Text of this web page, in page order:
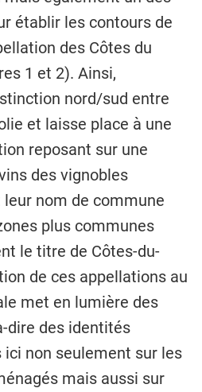
établir les contours de
des Côtes du
1 et 2). Ainsi,
nord/sud entre
et laisse place à une
reposant sur une
des vignobles
nom de commune
plus communes
le titre de Côtes-du-
de ces appellations au
met en lumière des
dire des identités
non seulement sur les
mais aussi sur